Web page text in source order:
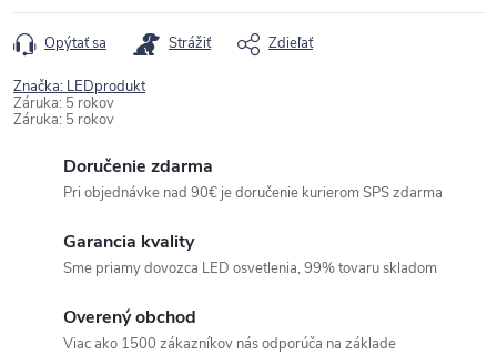
Opýtať sa Strážiť Zdieľať
Značka: LEDprodukt
Záruka: 5 rokov
Záruka: 5 rokov
Doručenie zdarma
Pri objednávke nad 90€ je doručenie kurierom SPS zdarma
Garancia kvality
Sme priamy dovozca LED osvetlenia, 99% tovaru skladom
Overený obchod
Viac ako 1500 zákazníkov nás odporúča na základe